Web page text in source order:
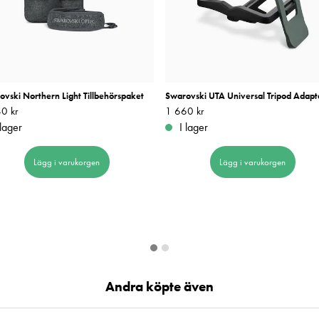
Northern Light Tillbehörspaket
840 kr
kr
Lägg i varukorgen
Swarovski UTA Universal Tripod
Pris:1 660 kr
1 660 kr
I lager
Lägg i varukorgen
Andra köpte även